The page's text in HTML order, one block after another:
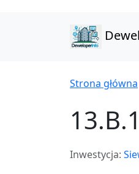
Strona główna
Inwestycja: